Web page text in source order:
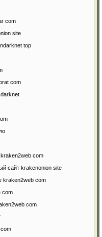
com
site
top
com
com
сайт krakenonion site
kraken2web com
com
com